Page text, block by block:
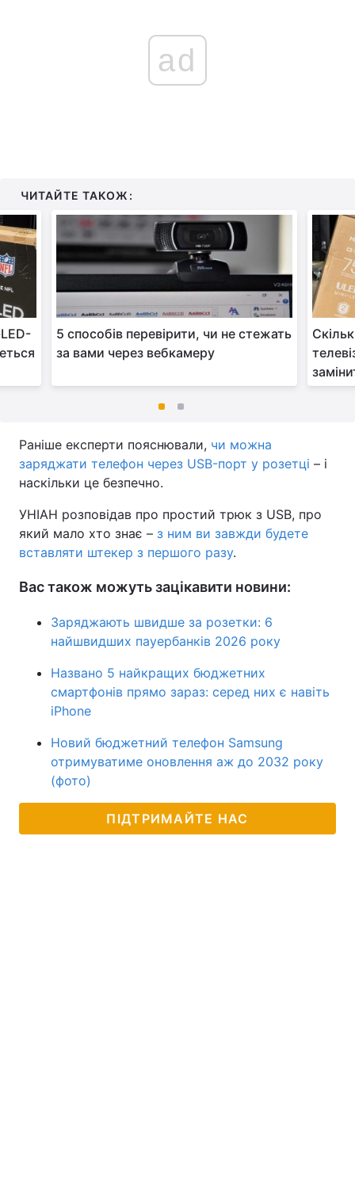
ad
ЧИТАЙТЕ ТАКОЖ:
5 способів перевірити, чи не стежать
за вами через вебкамеру
Раніше експерти пояснювали, чи можна
заряджати телефон через USB-порт у розетці – і
наскільки це безпечно.
УНІАН розповідав про простий трюк з USB, про
який мало хто знає – з ним ви завжди будете
вставляти штекер з першого разу.
Вас також можуть зацікавити новини:
Заряджають швидше за розетки: 6
найшвидших пауербанків 2026 року
Названо 5 найкращих бюджетних
смартфонів прямо зараз: серед них є навіть
iPhone
Новий бюджетний телефон Samsung
отримуватиме оновлення аж до 2032 року
(фото)
ПІДТРИМАЙТЕ НАС